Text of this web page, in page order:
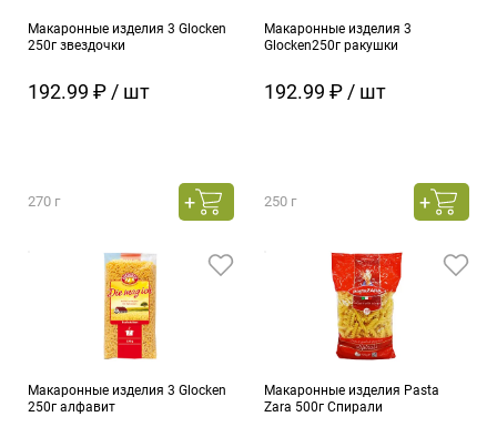
Макаронные изделия 3 Glocken
250г звездочки
192.99 ₽ / шт
270 г
Макаронные изделия 3
Glocken250г ракушки
192.99 ₽ / шт
250 г
Макаронные изделия 3 Glocken
250г алфавит
Макаронные изделия Pasta
Zara 500г Спирали